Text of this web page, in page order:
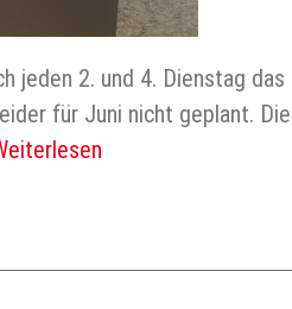
jeden 2. und 4. Dienstag
für Juni nicht geplant.